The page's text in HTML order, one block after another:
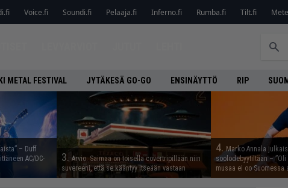
Voice.fi Soundi.fi Pelaaja.fi Inferno.fi Rumba.fi Tilt.fi
METAL FESTIVAL JYTÄKESÄ GO-GO ENSINÄYTTÖ RIP
– Duff
AC/DC-
3. Arvio: Saimaa on toisella covertripillään niin
suvereeni, että se kääntyy itseään vastaan
4. Marko Annala
soolodebyytiltään –
musaa ei oo Suomessa